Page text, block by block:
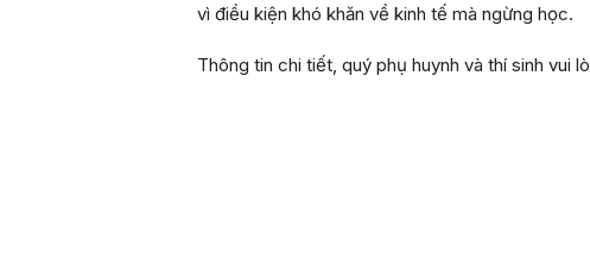
vì điều kiện khó khăn về kinh tế mà ngừng học.
Thông tin chi tiết, quý phụ huynh và thí sinh vui